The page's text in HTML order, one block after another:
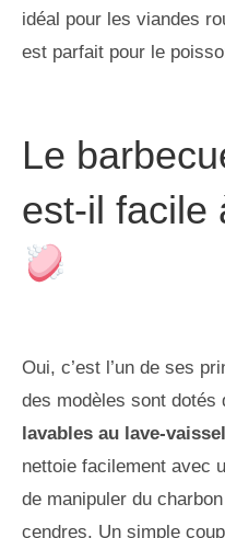
idéal pour les viandes
est parfait pour le
Le
est-il facile
Oui, c’est l’un de ses
des modèles sont dotés
lavables au lave-
nettoie facilement avec
de manipuler du
cendres. Un simple